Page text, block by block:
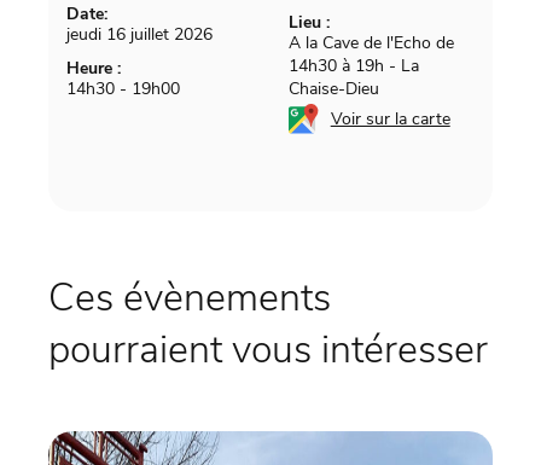
Date:
jeudi 16 juillet 2026
Heure :
14h30 - 19h00
Lieu :
A la Cave de l'Echo de
14h30 à 19h - La
Chaise-Dieu
Voir sur la carte
Ces évènements
pourraient vous intéresser